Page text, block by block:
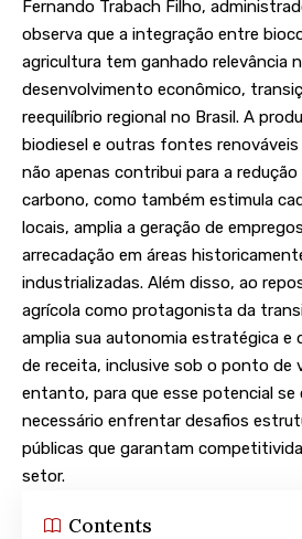
Fernando Trabach Filho,
observa que a integração entre
agricultura tem ganhado relevância
desenvolvimento econômico,
reequilíbrio regional no Brasil. A
biodiesel e outras fontes
não apenas contribui para a
carbono, como também estimula
locais, amplia a geração de
arrecadação em áreas
industrializadas. Além disso, ao
agrícola como protagonista da
amplia sua autonomia estratégica e
de receita, inclusive sob o ponto de
entanto, para que esse potencial se
necessário enfrentar desafios
públicas que garantam
setor.
Contents